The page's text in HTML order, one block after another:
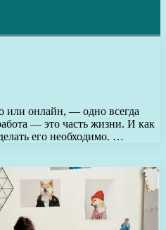
онлайн, — одно всегда
— это часть жизни. И как
его необходимо. …